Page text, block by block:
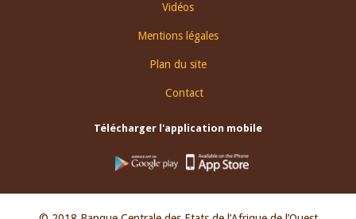
Vidéos
Mentions légales
Plan du site
Contact
Télécharger l'application mobile